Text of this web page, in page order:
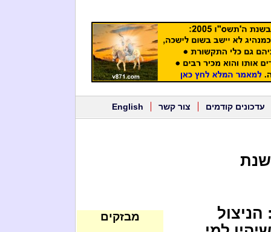
עדכונים קודמים צור קשר English
שנת
מבזקים